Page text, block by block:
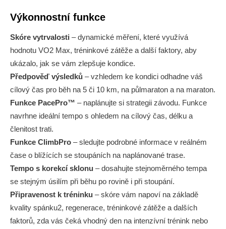
Výkonnostní funkce
Skóre vytrvalosti – dynamické měření, které využívá
hodnotu VO2 Max, tréninkové zátěže a další faktory, aby
ukázalo, jak se vám zlepšuje kondice.
Předpověď výsledků – vzhledem ke kondici odhadne váš
cílový čas pro běh na 5 či 10 km, na půlmaraton a na maraton.
Funkce PacePro™ – naplánujte si strategii závodu. Funkce
navrhne ideální tempo s ohledem na cílový čas, délku a
členitost trati.
Funkce ClimbPro – sledujte podrobné informace v reálném
čase o blížících se stoupáních na naplánované trase.
Tempo s korekcí sklonu – dosahujte stejnoměrného tempa
se stejným úsilím při běhu po rovině i při stoupání.
Připravenost k tréninku – skóre vám napoví na základě
kvality spánku2, regenerace, tréninkové zátěže a dalších
faktorů, zda vás čeká vhodný den na intenzívní trénink nebo